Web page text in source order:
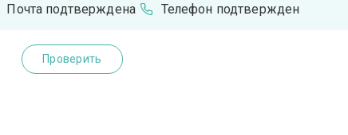
Почта подтверждена Телефон подтвержден
Проверить